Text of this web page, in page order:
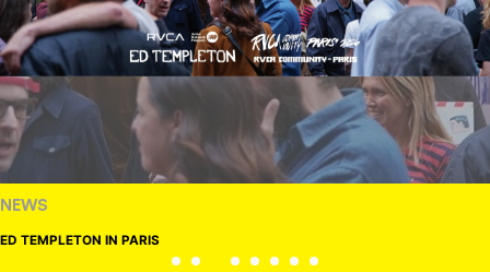
NEWS
ED TEMPLETON IN PARIS